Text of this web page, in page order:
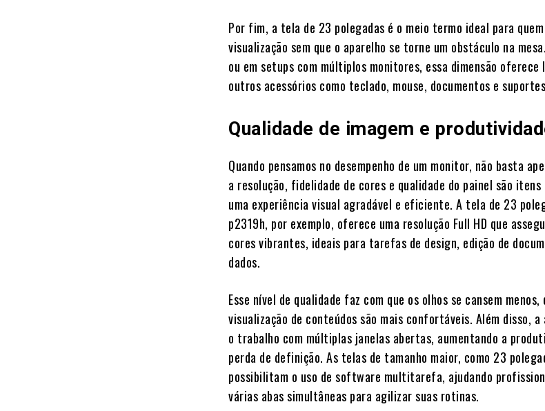
Por fim, a tela de 23 polegadas é o meio termo ideal para
visualização sem que o aparelho se torne um obstáculo na
ou em setups com múltiplos monitores, essa dimensão
outros acessórios como teclado, mouse, documentos e
Qualidade de imagem e
Quando pensamos no desempenho de um monitor, não basta
a resolução, fidelidade de cores e qualidade do painel são
uma experiência visual agradável e eficiente. A tela de 23
p2319h, por exemplo, oferece uma resolução Full HD que
cores vibrantes, ideais para tarefas de design, edição de
dados.
Esse nível de qualidade faz com que os olhos se cansem
visualização de conteúdos são mais confortáveis. Além disso,
o trabalho com múltiplas janelas abertas, aumentando a
perda de definição. As telas de tamanho maior, como 23
possibilitam o uso de software multitarefa, ajudando
várias abas simultâneas para agilizar suas rotinas.